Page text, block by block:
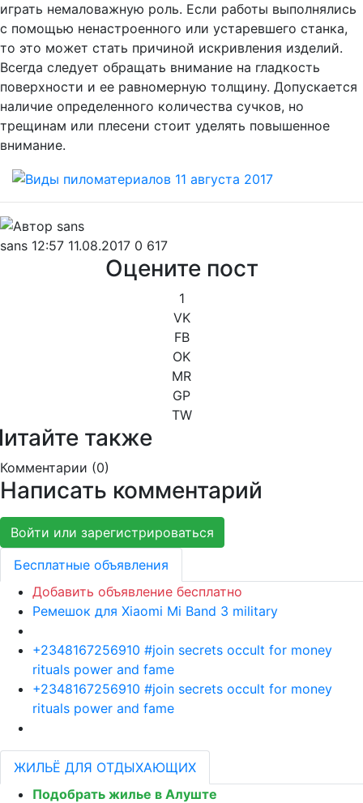
играть немаловажную роль. Если работы выполнялись
с помощью ненастроенного или устаревшего станка,
то это может стать причиной искривления изделий.
Всегда следует обращать внимание на гладкость
поверхности и ее равномерную толщину. Допускается
наличие определенного количества сучков, но
трещинам или плесени стоит уделять повышенное
внимание.
sans 12:57 11.08.2017 0 617
Оцените пост
1
VK
FB
OK
MR
GP
TW
также
Комментарии (0)
Написать комментарий
Войти или зарегистрироваться
Бесплатные объявления
Добавить объявление бесплатно
Ремешок для Xiaomi Mi Band 3 military
+2348167256910 #join secrets occult for money
rituals power and fame
+2348167256910 #join secrets occult for money
rituals power and fame
ЖИЛЬЁ ДЛЯ ОТДЫХАЮЩИХ
Подобрать жилье в Алуште